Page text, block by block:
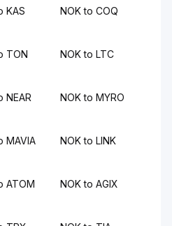
KAS NOK to COQ
TON NOK to LTC
NEAR NOK to MYRO
MAVIA NOK to LINK
ATOM NOK to AGIX